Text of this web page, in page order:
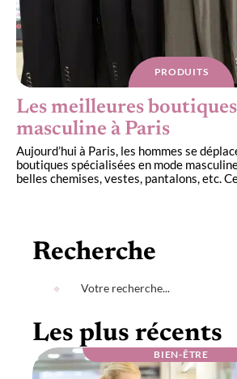
PRODUITS
Les meilleures
masculine à Paris
Aujourd’hui à Paris, les hommes se
boutiques spécialisées en mode
belles chemises, vestes, pantalons, etc.
Recherche
Les plus récents
BIEN-ÊTRE